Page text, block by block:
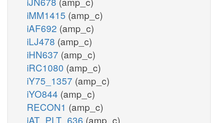
iMM1415 (amp_c)
iAF692 (amp_c)
iLJ478 (amp_c)
iHN637 (amp_c)
iRC1080 (amp_c)
iY75_1357 (amp_c)
iYO844 (amp_c)
RECON1 (amp_c)
iAT_PLT_636 (amp_c)